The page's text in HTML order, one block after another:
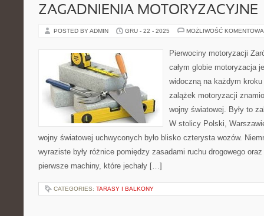
ZAGADNIENIA MOTORYZACYJNE
POSTED BY ADMIN GRU - 22 - 2025 MOŻLIWOŚĆ
Pierwociny motoryzacji
całym globie motoryzacja
widoczną na każdym
zalążek motoryzacji
wojny światowej. Były to
W stolicy Polski,
wojny światowej uchwyconych było blisko czterysta wozów.
wyraziste były różnice pomiędzy zasadami ruchu drogowego
pierwsze machiny, które jechały […]
CATEGORIES: TARASY I BALKONY